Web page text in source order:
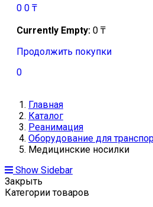
0 0 ₸
Currently Empty: 0 ₸
Продолжить покупки
0
Главная
Каталог
Реанимация
Оборудование для
Медицинские носилки
Show Sidebar
Закрыть
Категории товаров